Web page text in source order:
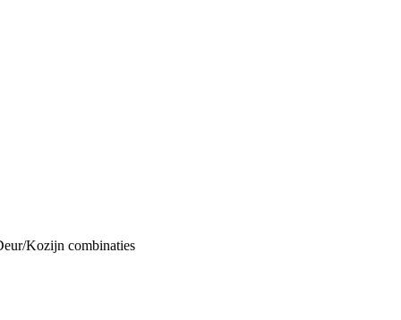
Kozijn combinaties